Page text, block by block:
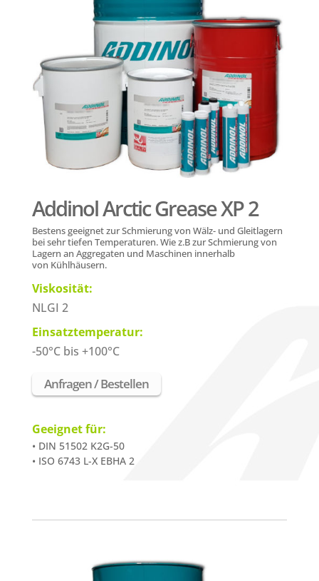
Addinol Arctic Grease XP 2
Bestens geeignet zur Schmierung von Wälz- und Gleitlagern
bei sehr tiefen Temperaturen. Wie z.B zur Schmierung von
Lagern an Aggregaten und Maschinen innerhalb
von Kühlhäusern.
Viskosität:
NLGI 2
Einsatztemperatur:
-50°C bis +100°C
Anfragen / Bestellen
Geeignet für:
• DIN 51502 K2G-50
• ISO 6743 L-X EBHA 2